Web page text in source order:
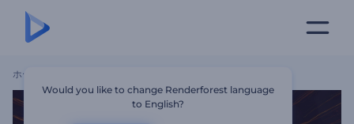
ホーム
Would you like to change Renderforest language
to English?